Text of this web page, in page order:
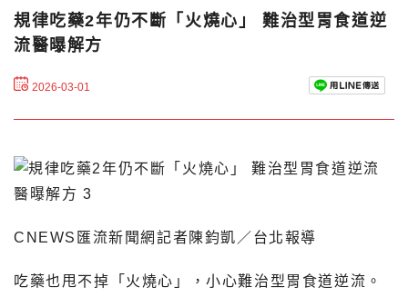
規律吃藥2年仍不斷「火燒心」 難治型胃食道逆
流醫曝解方
2026-03-01
CNEWS匯流新聞網記者陳鈞凱／台北報導
吃藥也甩不掉「火燒心」，小心難治型胃食道逆流。